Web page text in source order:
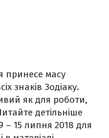
принесе масу
знаків Зодіаку.
як для роботи,
детільніше
– 15 липня 2018 для